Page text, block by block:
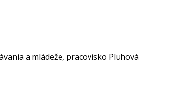
a mládeže, pracovisko Pluhová